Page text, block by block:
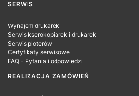
SERWIS
Wynajem drukarek
Serwis kserokopiarek i drukarek
Serwis ploterów
Certyfikaty serwisowe
FAQ - Pytania i odpowiedzi
REALIZACJA ZAMÓWIEŃ